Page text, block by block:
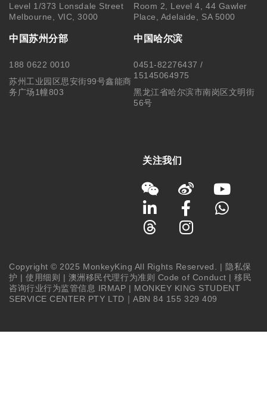
Level 1/373 Lonsdale Street
Melbourne, VIC, 3000
Room 2, Level 4, 44 Gawler
Place, Adelaide, SA 5000
中国苏州分部
188 0622 0010
苏州工业园区思安街99号鑫能商
务广场1幢803
中国哈尔滨
0451-82276437 /
15145064975
黑龙江省哈尔滨市南岗区文明街
56号
关注我们
Copyright © 2025 MonkeyKing All Rights Reserved. | 隐私保
护 |使用细则 | 澳洲移民代理行为准则 Code of Conduct |移民
咨询行业行为监管信息 IRMAP | MONKEY KING STUDENT
SERVICE CENTER PTY LTD｜ABN 84 155 329 409